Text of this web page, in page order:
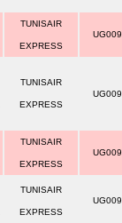
TUNISAIR
EXPRESS
UG009
TUNISAIR
EXPRESS
UG009
TUNISAIR
EXPRESS
UG009
TUNISAIR
EXPRESS
UG009